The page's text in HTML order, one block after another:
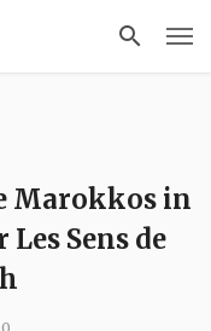
Marokkos in
Sens de